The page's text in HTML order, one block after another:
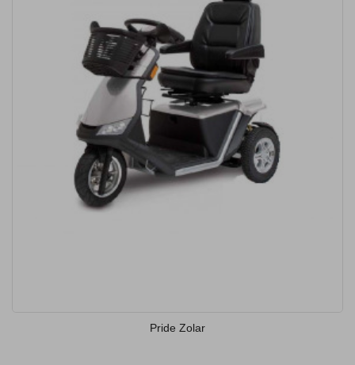
Pride Zolar